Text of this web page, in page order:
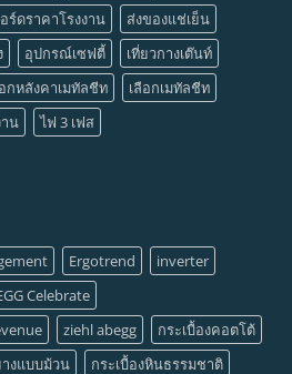
ร์ดราคาโรงงาน
ส่งของแช่เย็น
อุปกรณ์เซฟตี้
เที่ยวกางเต๊นท์
กหลังคาเมทัลชีท
เลือกเมทัลชีท
น ไฟ 3 เฟส
Ergotrend
inverter
Celebrate
ziehl abegg
กระเบื้องคอตโต้
างแบบม้วน
กระเบื้องหินธรรมชาติ